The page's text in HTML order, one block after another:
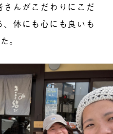
んがこだわりにこだ
体にも心にも良いも
。